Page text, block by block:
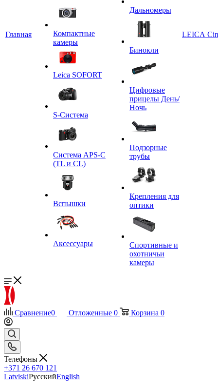
Главная
Компактные
камеры
Leica SOFORT
S-Система
Система APS-C
(TL и CL)
Вспышки
Аксессуары
Дальномеры
Бинокли
Цифровые
прицелы День/
Ночь
Подзорные
трубы
Крепления для
оптики
Спортивные и
охотничьи
камеры
LEICA
Сравнение0 Отложенные 0 Корзина 0
Телефоны
+371 26 670 121
LatviskiРусскийEnglish